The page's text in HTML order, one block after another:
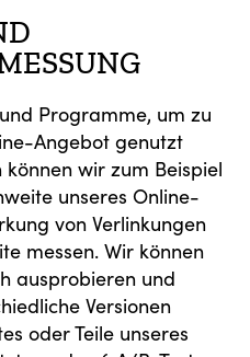
Programme, um zu
Angebot genutzt
wir zum Beispiel
unseres Online-
von Verlinkungen
messen. Wir können
ausprobieren und
Versionen
oder Teile unseres